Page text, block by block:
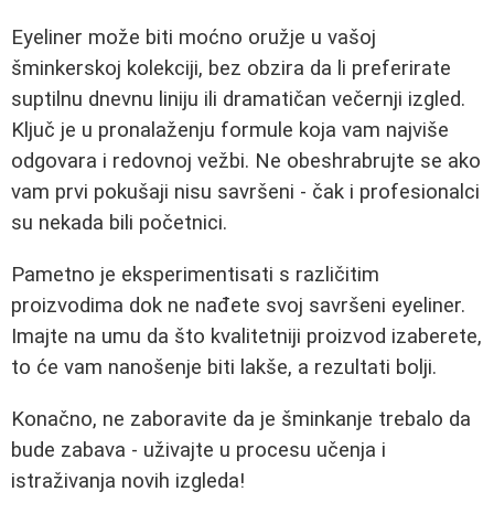
Eyeliner može biti moćno oružje u vašoj
šminkerskoj kolekciji, bez obzira da li preferirate
suptilnu dnevnu liniju ili dramatičan večernji izgled.
Ključ je u pronalaženju formule koja vam najviše
odgovara i redovnoj vežbi. Ne obeshrabrujte se ako
vam prvi pokušaji nisu savršeni - čak i profesionalci
su nekada bili početnici.
Pametno je eksperimentisati s različitim
proizvodima dok ne nađete svoj savršeni eyeliner.
Imajte na umu da što kvalitetniji proizvod izaberete,
to će vam nanošenje biti lakše, a rezultati bolji.
Konačno, ne zaboravite da je šminkanje trebalo da
bude zabava - uživajte u procesu učenja i
istraživanja novih izgleda!